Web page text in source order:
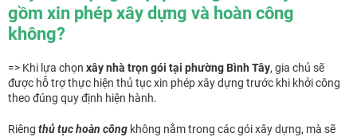
gồm xin phép xây dựng và hoàn công
không?
=> Khi lựa chọn xây nhà trọn gói tại phường Bình Tây, gia chủ sẽ
được hỗ trợ thực hiện thủ tục xin phép xây dựng trước khi khởi công
theo đúng quy định hiện hành.
Riêng thủ tục hoàn công không nằm trong các gói xây dựng, mà sẽ